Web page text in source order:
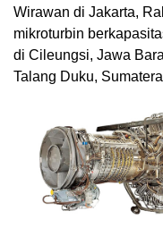
Wirawan di Jakarta,
mikroturbin
di Cileungsi, Jawa
Talang Duku,